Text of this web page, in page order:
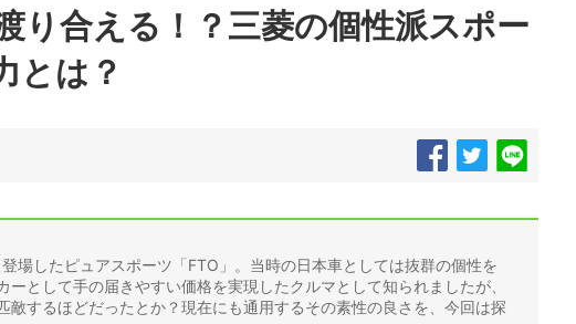
り合える！？三菱の個性派スポー
とは？
場したピュアスポーツ「FTO」。当時の日本車としては抜群の個性を
ーとして手の届きやすい価格を実現したクルマとして知られましたが、
敵するほどだったとか？現在にも通用するその素性の良さを、今回は探